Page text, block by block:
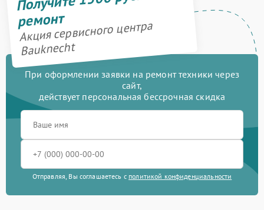
ремонт
Акция сервисного центра
Bauknecht
При оформлении заявки на ремонт техники через
сайт,
действует персональная бессрочная скидка
Отправляя, Вы соглашаетесь с политикой конфиденциальности